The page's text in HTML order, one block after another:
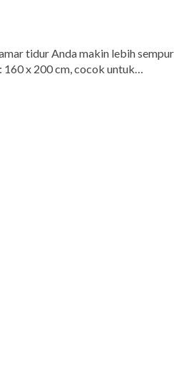
tidur Anda makin lebih
160 x 200 cm, cocok untuk…